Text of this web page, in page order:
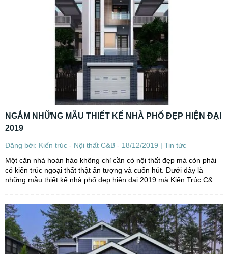
NGẮM NHỮNG MẪU THIẾT KẾ NHÀ PHỐ ĐẸP HIỆN ĐẠI
2019
Đăng bởi: Kiến trúc - Nội thất C&B - 18/12/2019 | Tin tức
Một căn nhà hoàn hảo không chỉ cần có nội thất đẹp mà còn phải
có kiến trúc ngoại thất thật ấn tượng và cuốn hút. Dưới đây là
những mẫu thiết kế nhà phố đẹp hiện đại 2019 mà Kiến Trúc C&B